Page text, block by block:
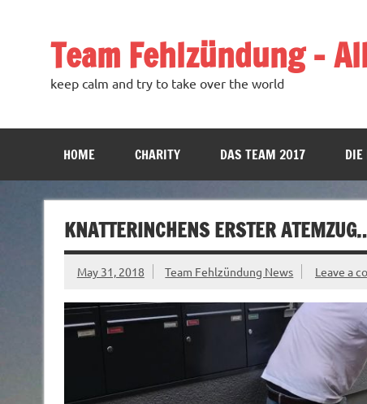
Team Fehlzündung –
keep calm and try to take over the world
HOME CHARITY DAS TEAM 2017 DIE
KNATTERINCHENS ERSTER
May 31, 2018 Team Fehlzündung News Leave a